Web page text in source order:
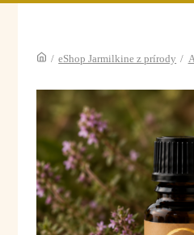
/ eShop Jarmilkine z prírody /